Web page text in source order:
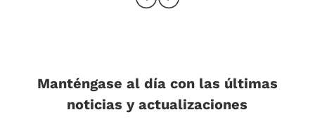
Manténgase al día con las últimas
noticias y actualizaciones